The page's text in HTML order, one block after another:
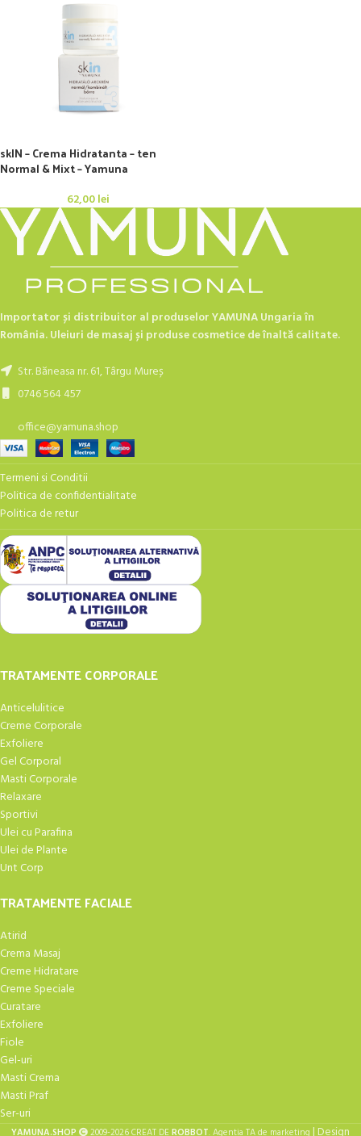
skIN – Crema Hidratanta – ten
Normal & Mixt – Yamuna
62,00lei
Importator și distribuitor al produselor YAMUNA Ungaria în
România. Uleiuri de masaj și produse cosmetice de înaltă calitate.
Str. Băneasa nr. 61, Târgu Mureș
0746 564 457
office@yamuna.shop
Termeni si Conditii
Politica de confidentialitate
Politica de retur
TRATAMENTE CORPORALE
Anticelulitice
Creme Corporale
Exfoliere
Gel Corporal
Masti Corporale
Relaxare
Sportivi
Ulei cu Parafina
Ulei de Plante
Unt Corp
TRATAMENTE FACIALE
Atirid
Crema Masaj
Creme Hidratare
Creme Speciale
Curatare
Exfoliere
Fiole
Gel-uri
Masti Crema
Masti Praf
Ser-uri
YAMUNA.SHOP 2009-2026 CREAT DEROBBOT. Agentia TA de marketing